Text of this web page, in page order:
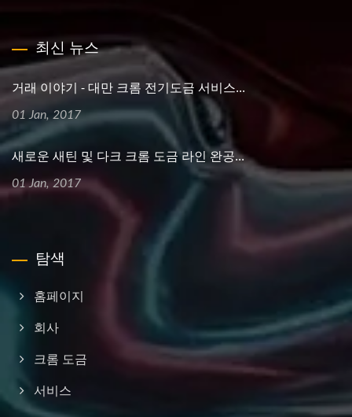
최신 뉴스
거래 이야기 - 대만 크롬 전기도금 서비스...
01 Jan, 2017
새로운 새틴 및 다크 크롬 도금 라인 완공...
01 Jan, 2017
탐색
홈페이지
회사
크롬 도금
서비스